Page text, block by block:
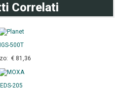
Correlati
IGS-500T
€ 81,36
EDS-205